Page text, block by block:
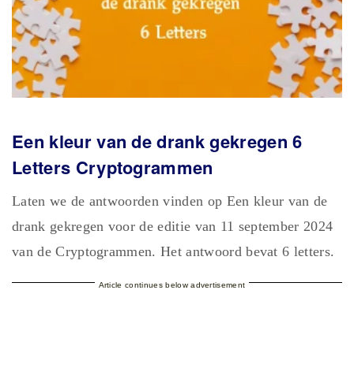
Een kleur van de drank gekregen 6
Letters Cryptogrammen
Laten we de antwoorden vinden op Een kleur van de
drank gekregen voor de editie van 11 september 2024
van de Cryptogrammen. Het antwoord bevat 6 letters.
Article continues below advertisement